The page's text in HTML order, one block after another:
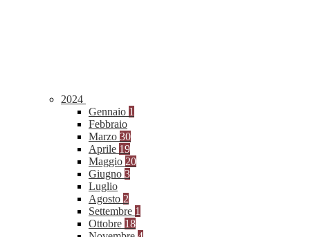
2024
Gennaio 1
Febbraio
Marzo 30
Aprile 19
Maggio 20
Giugno 3
Luglio
Agosto 2
Settembre 1
Ottobre 18